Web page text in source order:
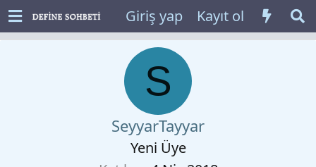
Giriş yap Kayıt ol
S
SeyyarTayyar
Yeni Üye